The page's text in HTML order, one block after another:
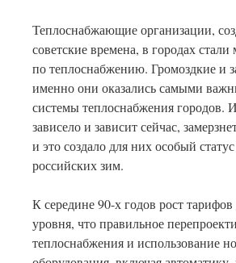
Теплоснабжающие организации,
советские времена, в городах
по теплоснабжению. Громоздкие и
именно они оказались самыми
системы теплоснабжения городов.
зависело и зависит сейчас,
и это создало для них особый
российских зим.
К середине 90-х годов рост тарифов
уровня, что правильное
теплоснабжения и использование